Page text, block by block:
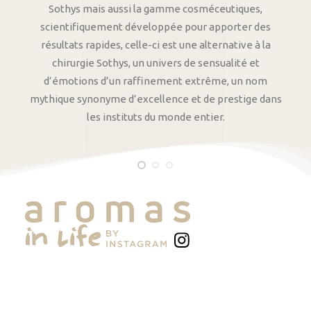
Sothys mais aussi la gamme cosméceutiques,
scientifiquement développée pour apporter des
résultats rapides, celle-ci est une alternative à la
chirurgie Sothys, un univers de sensualité et
d’émotions d’un raffinement extrême, un nom
mythique synonyme d’excellence et de prestige dans
les instituts du monde entier.